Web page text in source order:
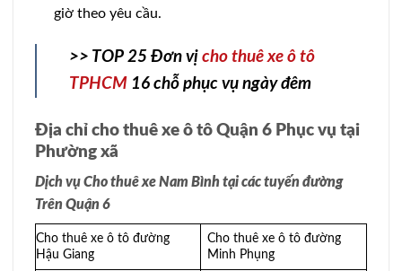
giờ theo yêu cầu.
>> TOP 25 Đơn vị cho thuê xe ô tô
TPHCM 16 chỗ phục vụ ngày đêm
Địa chỉ cho thuê xe ô tô Quận 6 Phục vụ tại
Phường xã
Dịch vụ Cho thuê xe Nam Bình tại các tuyến đường
Trên Quận 6
Cho thuê xe ô tô đường
Hậu Giang
Cho thuê xe ô tô đường
Minh Phụng